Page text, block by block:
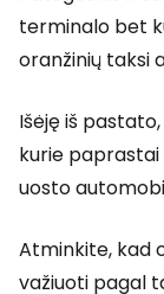
terminalo bet
oranžinių taksi
Išėję iš
kurie paprastai
uosto
Atminkite, kad
važiuoti pagal